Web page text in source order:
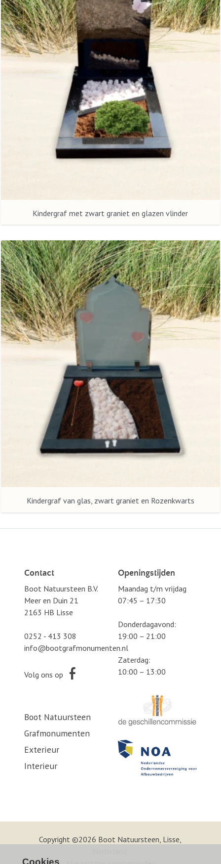
Kindergraf met zwart graniet en glazen vlinder
Kindergraf van glas, zwart graniet en Rozenkwarts
Contact
Boot Natuursteen B.V.
Meer en Duin 21
2163 HB Lisse
0252 - 413 308
info@bootgrafmonumenten.nl
Volg ons op
Openingstijden
Maandag t/m vrijdag
07:45 – 17:30
Donderdagavond:
19:00 – 21:00
Zaterdag:
10:00 – 13:00
Boot Natuursteen
Grafmonumenten
Exterieur
Interieur
Copyright ©2026 Boot Natuursteen, Lisse,
Cookies